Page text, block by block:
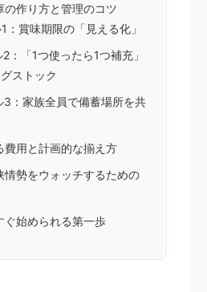
の作り方と管理のコツ
：賞味期限の「見える化」
2：「1つ使ったら1つ補充」
ストック
3：家族全員で備蓄場所を共
費用と計画的な揃え方
情勢をウォッチするための
ぐ始められる第一歩